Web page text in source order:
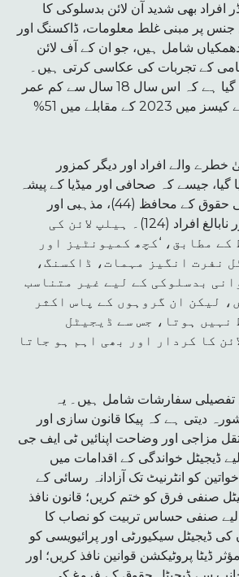
افراد بھی شدید آن لائن بدسلوکی کا
پر مبنی غلط معلومات، ڈاکسنگ اور
شامل ہیں، جو ان کے آف لائن
کے تجربات کی عکاسی کرتی ہیں۔
رپورٹ میں مزید بتایا گیا ہے کہ اس سال 18 سال سے کم عمر
بچوں اور نوجوانوں کے کیسز میں 2023 کے مقابلے میں 51%
خطرے والے افراد اور دیگر کمزور
جیسے کہ صحافی اور میڈیا کے پیشہ
ور افراد (121)، انسانی حقوق کے محافظ (44)، مذہبی اور
نسلی اقلیتیں (24) اور نابالغ افراد (124)۔ ہیلپ لائن کی
مطابق، ‘کچھ کمیونٹیز اور
نفرت انگیز مہمات، ڈاکسنگ،
بدسلوکی کے لیے غیر متناسب
لیکن ان گروہوں کے پاس اکثر
نہیں ہوتا، جس سے ڈیجیٹل
کا کردار اور بھی اہم ہو جاتا
تفصیلی سفارشات شامل ہیں۔ یہ
دیتی ہے کہ پیکا قانون سازی اور
مزاجی اور وضاحت اپنائیں ٹی ایف جی
ڈیجیٹل خواندگی کے اقدامات میں
کو انٹرنیٹ تک آزادانہ رسائی کے
صنفی فرق کو ختم کریں؛ قانون نافذ
لیے صنفی حساس تربیت کو نصاب کا
ڈیجیٹل سیکیورٹی اور پرائیویسی کو
ڈیٹا پروٹیکشن قوانین نافذ کریں؛ اور